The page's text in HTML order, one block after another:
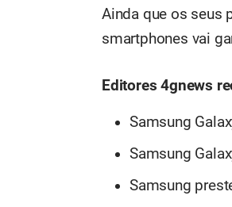
Ainda que os seus
smartphones vai
Editores 4gnews
Samsung
Samsung
Samsung